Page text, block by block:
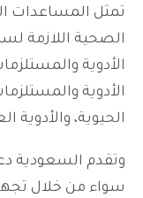
تمثل المساعدات
الصحية اللازمة
الأدوية
الأدوية
الحيوية، والأدوية
وتقدم السعودية
سواء من خلال